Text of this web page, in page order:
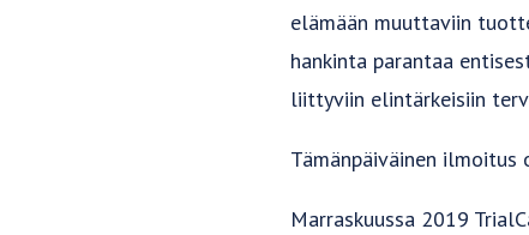
elämään muuttaviin
hankinta parantaa
liittyviin elintärkeisiin
Tämänpäiväinen ilmoitus
Marraskuussa 2019